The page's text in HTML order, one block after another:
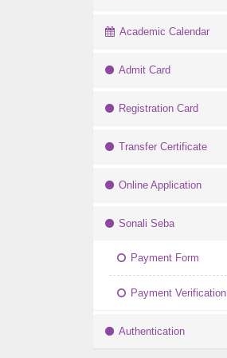
Academic Calendar
Admit Card
Registration Card
Transfer Certificate
Online Application
Sonali Seba
Payment Form
Payment Verification
Authentication